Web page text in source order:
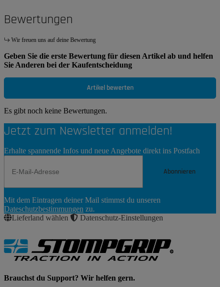
Bewertungen
Wir freuen uns auf deine Bewertung
Geben Sie die erste Bewertung für diesen Artikel ab und helfen
Sie Anderen bei der Kaufentscheidung
Artikel bewerten
Es gibt noch keine Bewertungen.
Jetzt zum Newsletter anmelden!
Erhalte spannende Infos und neue Angebote direkt ins Postfach
Abonnieren
Abonnieren
Mit dem Eintragen deiner Mail stimmst du unseren
Dateschutzbestimmungen zu.
Lieferland wählen
Datenschutz-Einstellungen
Brauchst du Support? Wir helfen gern.